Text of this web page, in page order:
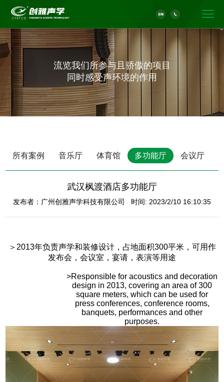
流览我们所参与且骄傲的项目
同时感受声环境的作用
所有案例 音乐厅 体育馆 多功能厅 会议厅
武汉枫渡酒店多功能厅
发布者：广州创雅声学科技有限公司 时间: 2023/2/10 16:10:35
＞2013年负责声学和装修设计，占地面积300平米，可用作
发布会，会议室，宴请，表演等用途
>Responsible for acoustics and decoration
design in 2013, covering an area of 300
square meters, which can be used for
press conferences, conference rooms,
banquets, performances and other
purposes.